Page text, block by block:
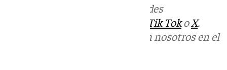
en las redes
Tik TokoX.
Puedes ponerte en contacto con nosotros en el